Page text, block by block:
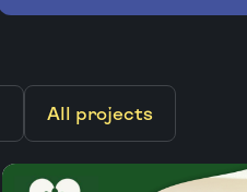
All projects